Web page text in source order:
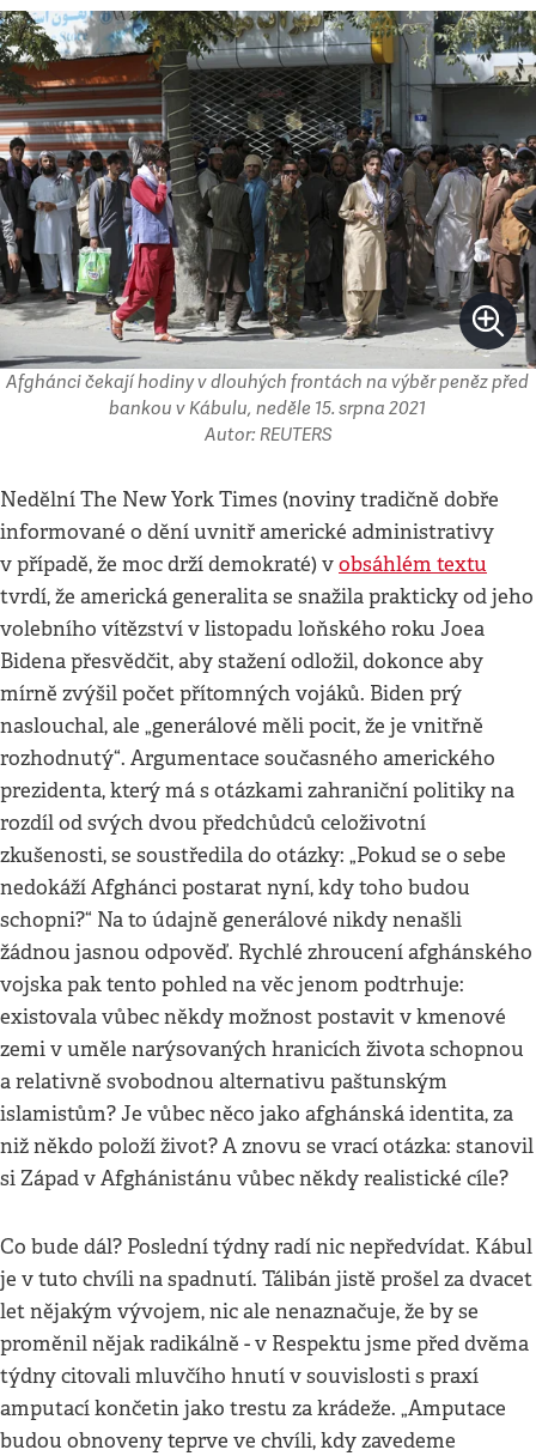
Afghánci čekají hodiny v dlouhých frontách na výběr peněz před
bankou v Kábulu, neděle 15. srpna 2021
Autor: REUTERS
Nedělní The New York Times (noviny tradičně dobře
informované o dění uvnitř americké administrativy
v případě, že moc drží demokraté) vobsáhlém textu
tvrdí, že americká generalita se snažila prakticky od jeho
volebního vítězství v listopadu loňského roku Joea
Bidena přesvědčit, aby stažení odložil, dokonce aby
mírně zvýšil počet přítomných vojáků. Biden prý
naslouchal, ale „generálové měli pocit, že je vnitřně
rozhodnutý“. Argumentace současného amerického
prezidenta, který má s otázkami zahraniční politiky na
rozdíl od svých dvou předchůdců celoživotní
zkušenosti, se soustředila do otázky: „Pokud se o sebe
nedokáží Afghánci postarat nyní, kdy toho budou
schopni?“ Na to údajně generálové nikdy nenašli
žádnou jasnou odpověď. Rychlé zhroucení afghánského
vojska pak tento pohled na věc jenom podtrhuje:
existovala vůbec někdy možnost postavit v kmenové
zemi v uměle narýsovaných hranicích života schopnou
a relativně svobodnou alternativu paštunským
islamistům? Je vůbec něco jako afghánská identita, za
niž někdo položí život? A znovu se vrací otázka: stanovil
si Západ v Afghánistánu vůbec někdy realistické cíle?
Co bude dál? Poslední týdny radí nic nepředvídat. Kábul
je v tuto chvíli na spadnutí. Tálibán jistě prošel za dvacet
let nějakým vývojem, nic ale nenaznačuje, že by se
proměnil nějak radikálně - v Respektu jsme před dvěma
týdny citovali mluvčího hnutí v souvislosti s praxí
amputací končetin jako trestu za krádeže. „Amputace
budou obnoveny teprve ve chvíli, kdy zavedeme